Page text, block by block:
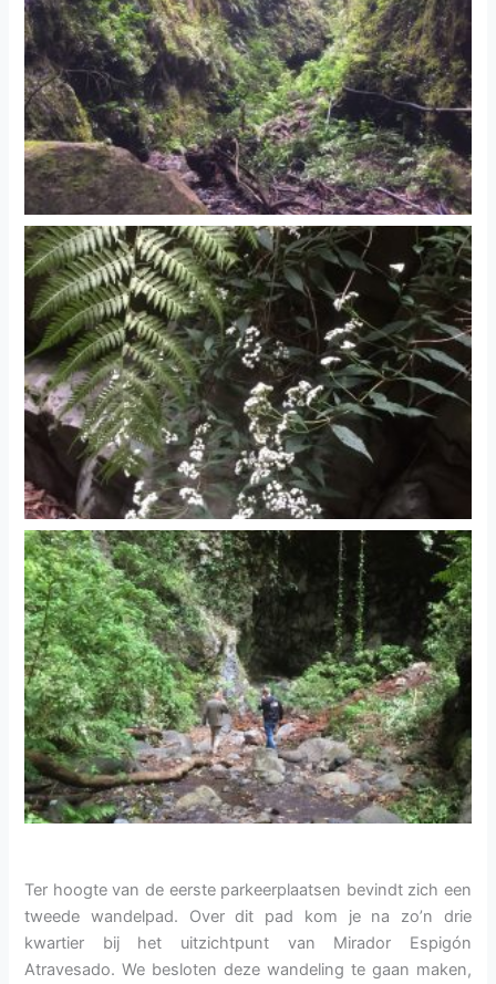
Ter hoogte van de eerste parkeerplaatsen bevindt zich een
tweede wandelpad. Over dit pad kom je na zo’n drie
kwartier bij het uitzichtpunt van Mirador Espigón
Atravesado. We besloten deze wandeling te gaan maken,